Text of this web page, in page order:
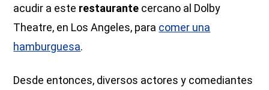
acudir a este restaurante cercano al Dolby
Theatre, en Los Angeles, para comer una
hamburguesa.
Desde entonces, diversos actores y comediantes